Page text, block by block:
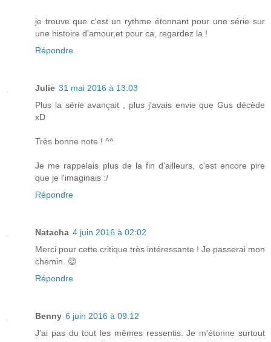
je trouve que c'est un rythme étonnant pour une série sur
une histoire d'amour,et pour ca, regardez la !
Répondre
Julie 31 mai 2016 à 13:03
Plus la série avançait , plus j'avais envie que Gus décède
xD
Très bonne note ! ^^
Je me rappelais plus de la fin d'ailleurs, c'est encore pire
que je l'imaginais :/
Répondre
Natacha 4 juin 2016 à 02:02
Merci pour cette critique très intéressante ! Je passerai mon
chemin. 😉
Répondre
Benny 6 juin 2016 à 09:12
J'ai pas du tout les mêmes ressentis. Je m'étonne surtout